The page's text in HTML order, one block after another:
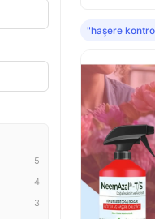
5
4
3
"haşere